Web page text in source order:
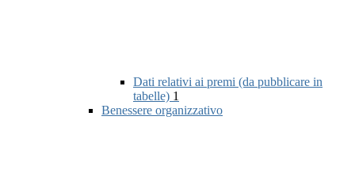
Dati relativi ai premi (da pubblicare in
tabelle) 1
Benessere organizzativo